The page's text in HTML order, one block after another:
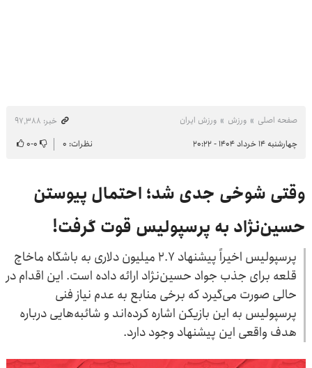
صفحه اصلی ورزش ورزش ایران
خبر: ۹۷٬۳۸۸
چهارشنبه ۱۴ خرداد ۱۴۰۴ - ۲۰:۲۲
نظرات: ۰ ۰-۰
وقتی شوخی جدی شد؛ احتمال پیوستن
حسین‌نژاد به پرسپولیس قوت گرفت!
پرسپولیس اخیراً پیشنهاد ۲.۷ میلیون دلاری به باشگاه ماخاچ
قلعه برای جذب جواد حسین‌نژاد ارائه داده است. این اقدام در
حالی صورت می‌گیرد که برخی منابع به عدم نیاز فنی
پرسپولیس به این بازیکن اشاره کرده‌اند و شائبه‌هایی درباره
هدف واقعی این پیشنهاد وجود دارد.